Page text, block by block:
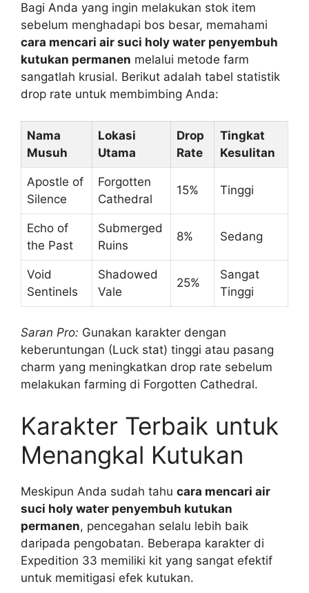
Bagi Anda yang ingin melakukan stok item
sebelum menghadapi bos besar, memahami
cara mencari air suci holy water penyembuh
kutukan permanen melalui metode farm
sangatlah krusial. Berikut adalah tabel statistik
drop rate untuk membimbing Anda:
Nama
Musuh
Lokasi
Utama
Drop
Rate
Tingkat
Kesulitan
Apostle of
Silence
Forgotten
Cathedral
15% Tinggi
Echo of
the Past
Submerged
Ruins
8% Sedang
Void
Sentinels
Shadowed
Vale
25%
Sangat
Tinggi
Saran Pro: Gunakan karakter dengan
keberuntungan (Luck stat) tinggi atau pasang
charm yang meningkatkan drop rate sebelum
melakukan farming di Forgotten Cathedral.
Karakter Terbaik untuk
Menangkal Kutukan
Meskipun Anda sudah tahu cara mencari air
suci holy water penyembuh kutukan
permanen, pencegahan selalu lebih baik
daripada pengobatan. Beberapa karakter di
Expedition 33 memiliki kit yang sangat efektif
untuk memitigasi efek kutukan.